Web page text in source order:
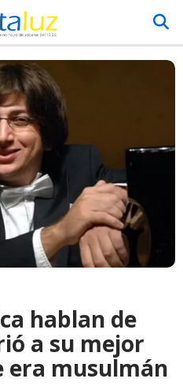
hablan de
a su mejor
musulmán